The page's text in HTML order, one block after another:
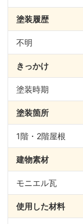
塗装履歴
不明
きっかけ
塗装時期
塗装箇所
1階・2階屋根
建物素材
モニエル瓦
使用した材料